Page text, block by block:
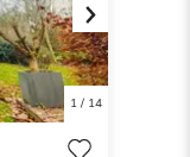
Next
1/ 14